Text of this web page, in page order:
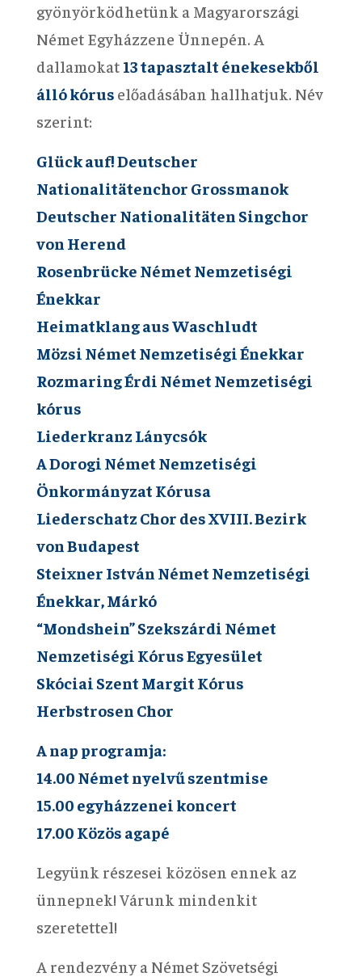
gyönyörködhetünk a Magyarországi
Német Egyházzene Ünnepén. A
dallamokat 13 tapasztalt énekesekből
álló kórus előadásában hallhatjuk. Név
szerint:
Glück auf! Deutscher
Nationalitätenchor Grossmanok
Deutscher Nationalitäten Singchor
von Herend
Rosenbrücke Német Nemzetiségi
Énekkar
Heimatklang aus Waschludt
Mözsi Német Nemzetiségi Énekkar
Rozmaring Érdi Német Nemzetiségi
kórus
Liederkranz Lánycsók
A Dorogi Német Nemzetiségi
Önkormányzat Kórusa
Liederschatz Chor des XVIII. Bezirk
von Budapest
Steixner István Német Nemzetiségi
Énekkar, Márkó
“Mondshein” Szekszárdi Német
Nemzetiségi Kórus Egyesület
Skóciai Szent Margit Kórus
Herbstrosen Chor
A nap programja:
14.00 Német nyelvű szentmise
15.00 egyházzenei koncert
17.00 Közös agapé
Legyünk részesei közösen ennek az
ünnepnek! Várunk mindenkit
szeretettel!
A rendezvény a Német Szövetségi